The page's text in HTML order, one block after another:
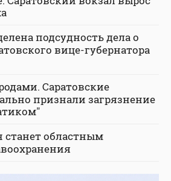
подсудность дела о
вице-губернатора
Саратовские
признали загрязнение
станет областным